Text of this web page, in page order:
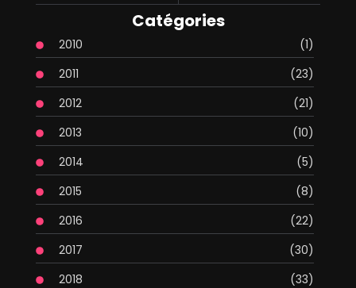
Catégories
2010
(1)
2011
(23)
2012
(21)
2013
(10)
2014
(5)
2015
(8)
2016
(22)
2017
(30)
2018
(33)